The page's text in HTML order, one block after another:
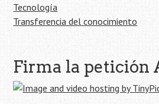
Tecnología
Transferencia del conocimiento
Firma la petición